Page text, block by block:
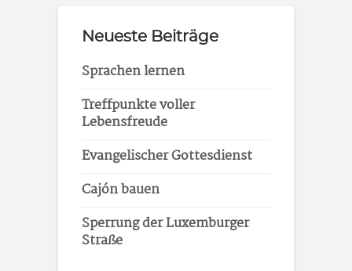
Neueste Beiträge
Sprachen lernen
Treffpunkte voller
Lebensfreude
Evangelischer Gottesdienst
Cajón bauen
Sperrung der Luxemburger
Straße